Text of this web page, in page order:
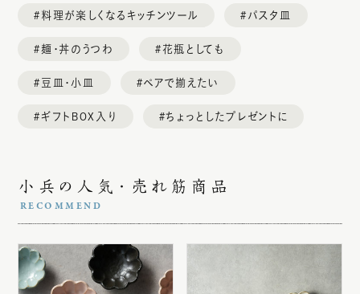
茶碗・箸置き
カップ
料理が楽しくなるキッチンツール パスタ皿
麺・丼のうつわ 花瓶としても
豆皿・小皿 ペアで揃えたい
ギフトBOX入り ちょっとしたプレゼントに
小兵の人気・売れ筋商品